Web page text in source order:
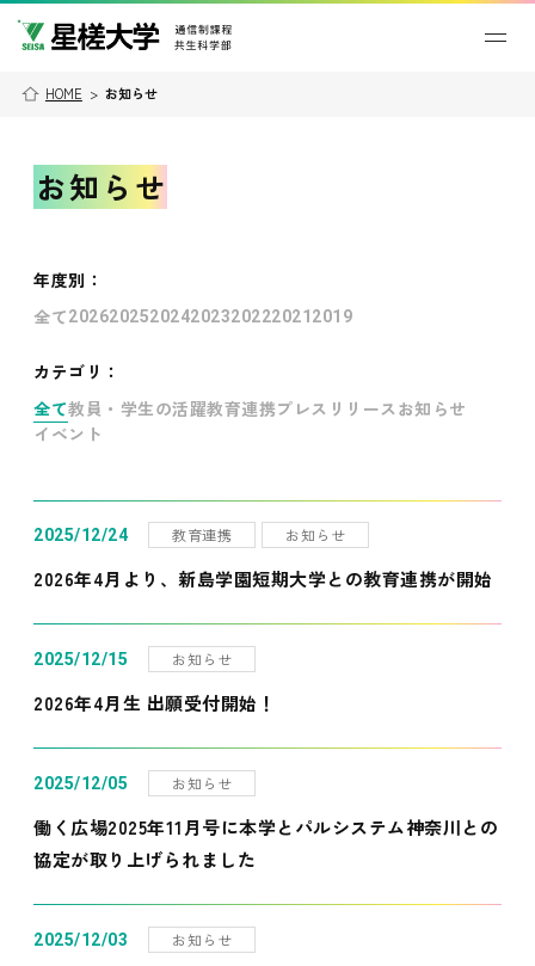
HOME > お知らせ
お知らせ
年度別 ：
全て202620252024202320222021 2019
カテゴリ：
全て教員・学生の活躍教育連携プレスリリース お知らせ
イベント
2025/12/24 教育連携 お知らせ
2026年4月より、新島学園短期大学との教育連携が開始
2025/12/15 お知らせ
2026年4月生 出願受付開始！
2025/12/05 お知らせ
働く広場2025年11月号に本学とパルシステム神奈川との
協定が取り上げられました
2025/12/03 お知らせ